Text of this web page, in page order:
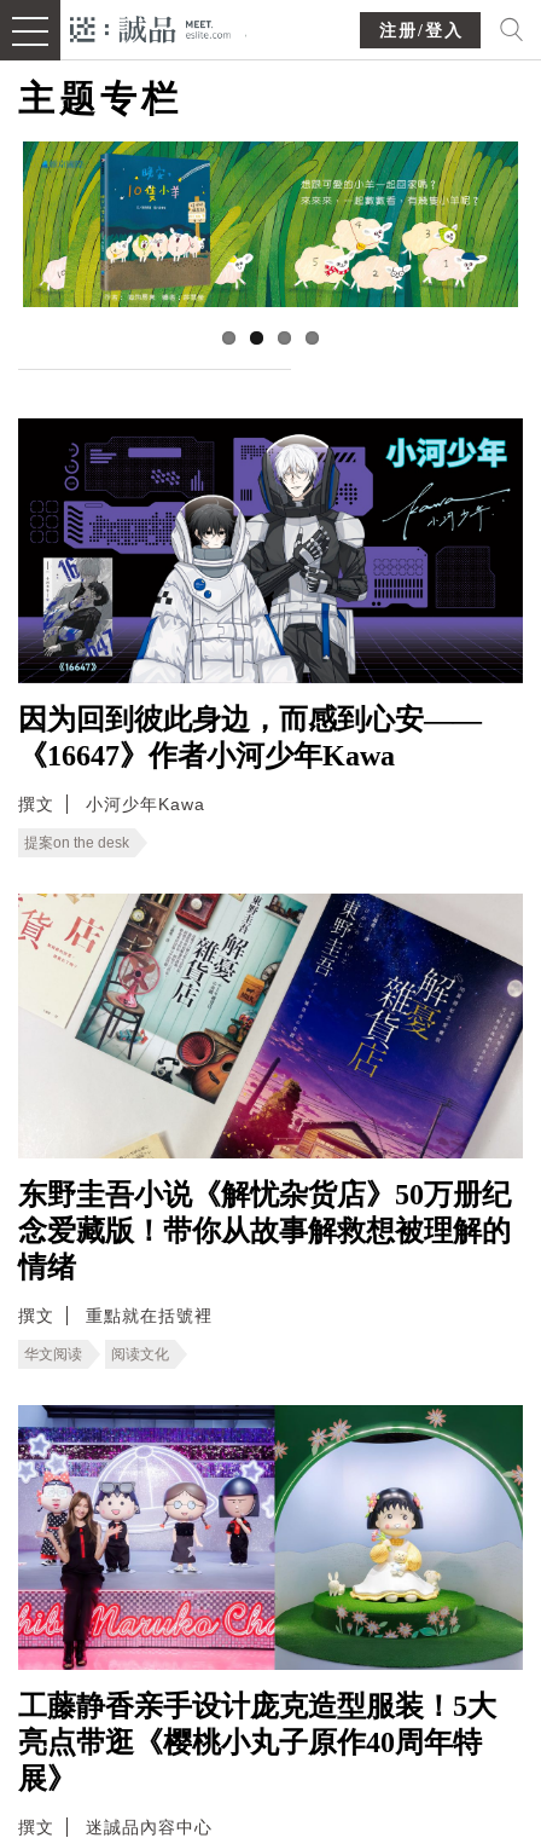
注册/登入
主题专栏
因为回到彼此身边，而感到心安——
《16647》作者小河少年Kawa
撰文 小河少年Kawa
提案on the desk
东野圭吾小说《解忧杂货店》50万册纪
念爱藏版！带你从故事解救想被理解的
情绪
撰文 重點就在括號裡
华文阅读 阅读文化
工藤静香亲手设计庞克造型服装！5大
亮点带逛《樱桃小丸子原作40周年特
展》
撰文 迷誠品內容中心